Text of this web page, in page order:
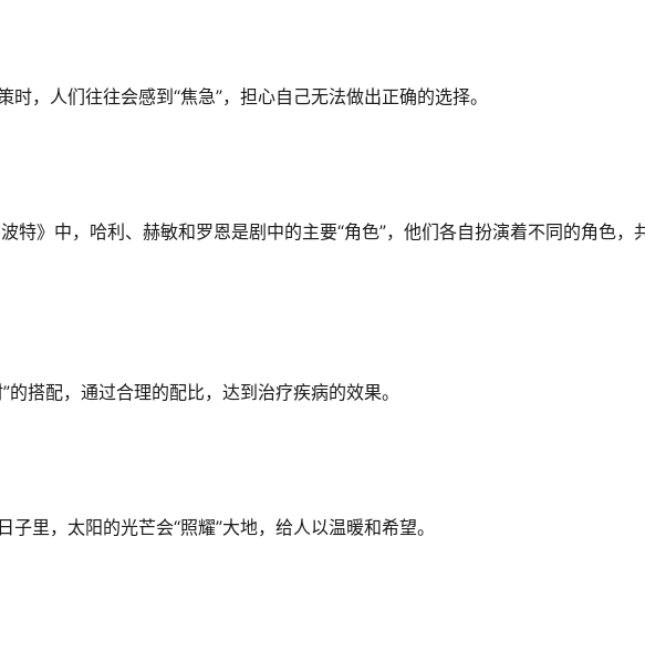
时，人们往往会感到“焦急”，担心自己无法做出正确的选择。
波特》中，哈利、赫敏和罗恩是剧中的主要“角色”，他们各自扮演着不同的角色，
的搭配，通过合理的配比，达到治疗疾病的效果。
子里，太阳的光芒会“照耀”大地，给人以温暖和希望。